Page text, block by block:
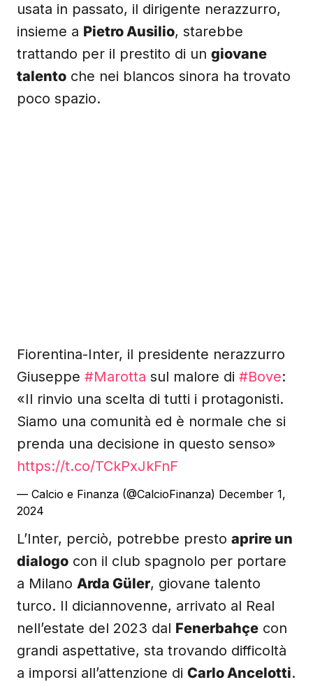
usata in passato, il dirigente nerazzurro,
insieme a Pietro Ausilio, starebbe
trattando per il prestito di un giovane
talento che nei blancos sinora ha trovato
poco spazio.
Fiorentina-Inter, il presidente nerazzurro
Giuseppe #Marotta sul malore di #Bove:
«Il rinvio una scelta di tutti i protagonisti.
Siamo una comunità ed è normale che si
prenda una decisione in questo senso»
https://t.co/TCkPxJkFnF
— Calcio e Finanza (@CalcioFinanza) December 1,
2024
L’Inter, perciò, potrebbe presto aprire un
dialogo con il club spagnolo per portare
a Milano Arda Güler, giovane talento
turco. Il diciannovenne, arrivato al Real
nell’estate del 2023 dal Fenerbahçe con
grandi aspettative, sta trovando difficoltà
a imporsi all’attenzione di Carlo Ancelotti.